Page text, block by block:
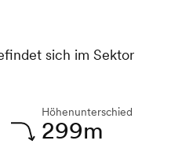
sich im Sektor
Höhenunterschied
299m